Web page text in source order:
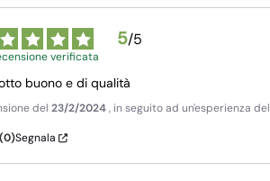
5/5
verificata
buono e di qualità
del 23/2/2024, in seguito ad un'esperienza del
(0)Segnala